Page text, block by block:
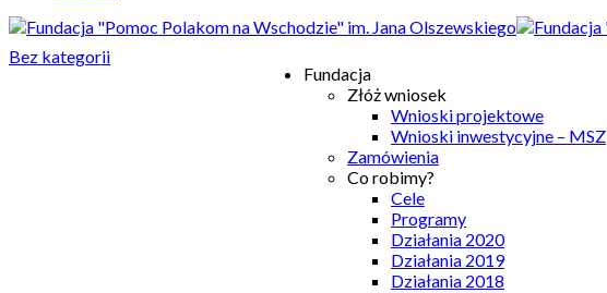
Fundacja
Złóż wniosek
Wnioski projektowe
Wnioski inwestycyjne – MSZ
Zamówienia
Co robimy?
Cele
Programy
Działania 2020
Działania 2019
Działania 2018
Bez kategorii